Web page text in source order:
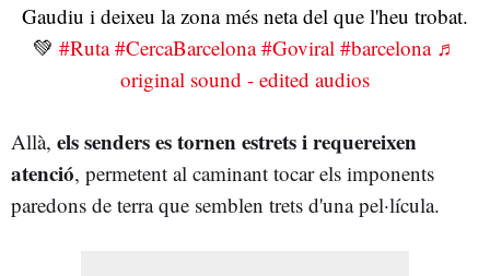
Gaudiu i deixeu la zona més neta del que l'heu trobat.
💚 #Ruta #CercaBarcelona #Goviral #barcelona ♬
original sound - edited audios
Allà, els senders es tornen estrets i requereixen
atenció, permetent al caminant tocar els imponents
paredons de terra que semblen trets d'una pel·lícula.